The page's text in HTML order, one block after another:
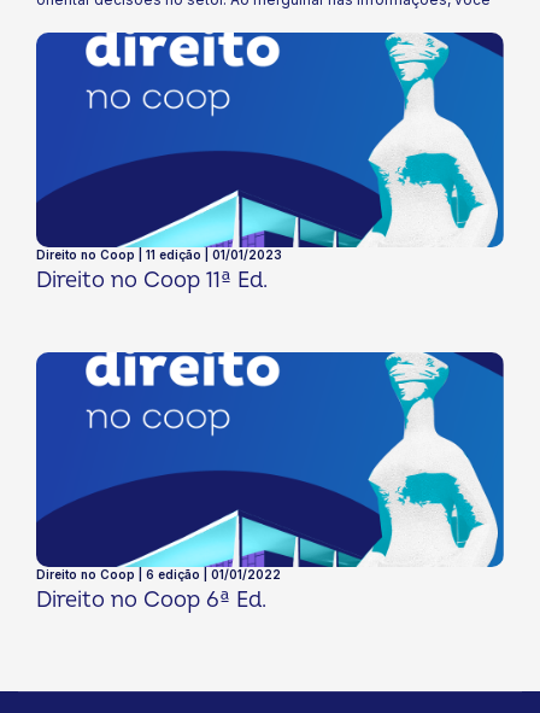
desenvolver estratégias eficazes com base em dados
concretos.
Direito no Coop | 11 edição | 01/01/2023
Direito no Coop 11ª Ed.
Direito no Coop | 6 edição | 01/01/2022
Direito no Coop 6ª Ed.